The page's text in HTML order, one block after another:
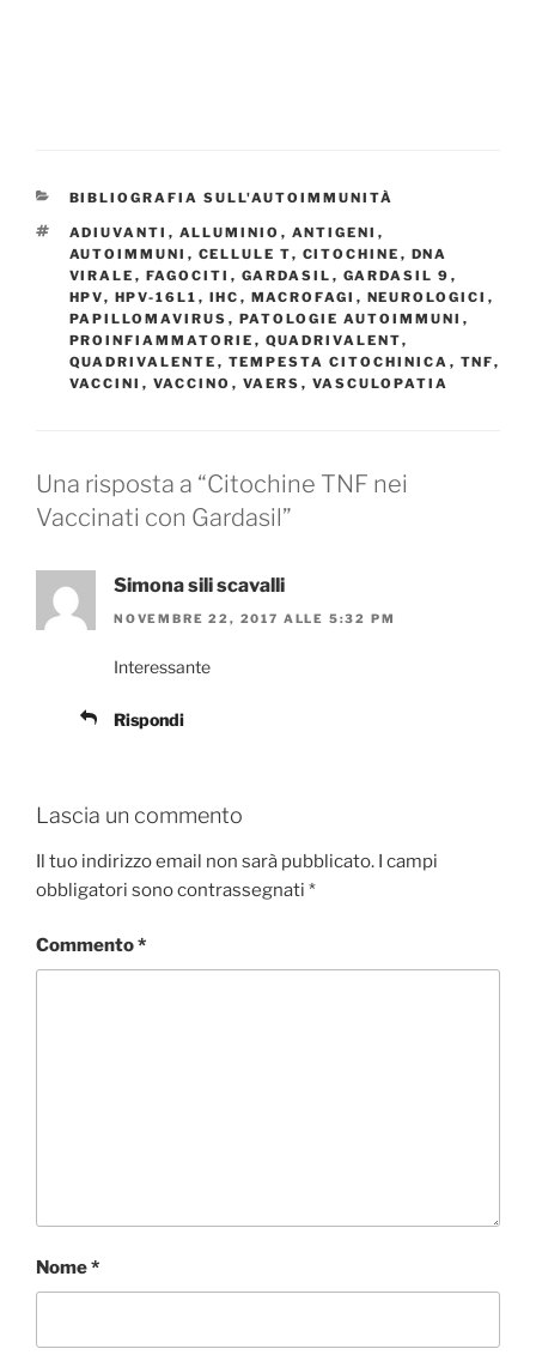
CATEGORIE
BIBLIOGRAFIA SULL'AUTOIMMUNITÀ
TAG
ADIUVANTI , ALLUMINIO , ANTIGENI ,
AUTOIMMUNI , CELLULE T, CITOCHINE , DNA
VIRALE , FAGOCITI , GARDASIL , GARDASIL 9 ,
HPV, HPV-16L1 , IHC , MACROFAGI , NEUROLOGICI ,
PAPILLOMAVIRUS , PATOLOGIE AUTOIMMUNI ,
PROINFIAMMATORIE , QUADRIVALENT,
QUADRIVALENTE , TEMPESTA CITOCHINICA , TNF,
VACCINI , VACCINO , VAERS , VASCULOPATIA
Una risposta a “Citochine TNF nei
Vaccinati con Gardasil”
Simona sili scavalli
NOVEMBRE 22, 2017 ALLE 5:32 PM
Interessante
Rispondi
Lascia un commento
Il tuo indirizzo email non sarà pubblicato. I campi
obbligatori sono contrassegnati *
Commento*
Nome*